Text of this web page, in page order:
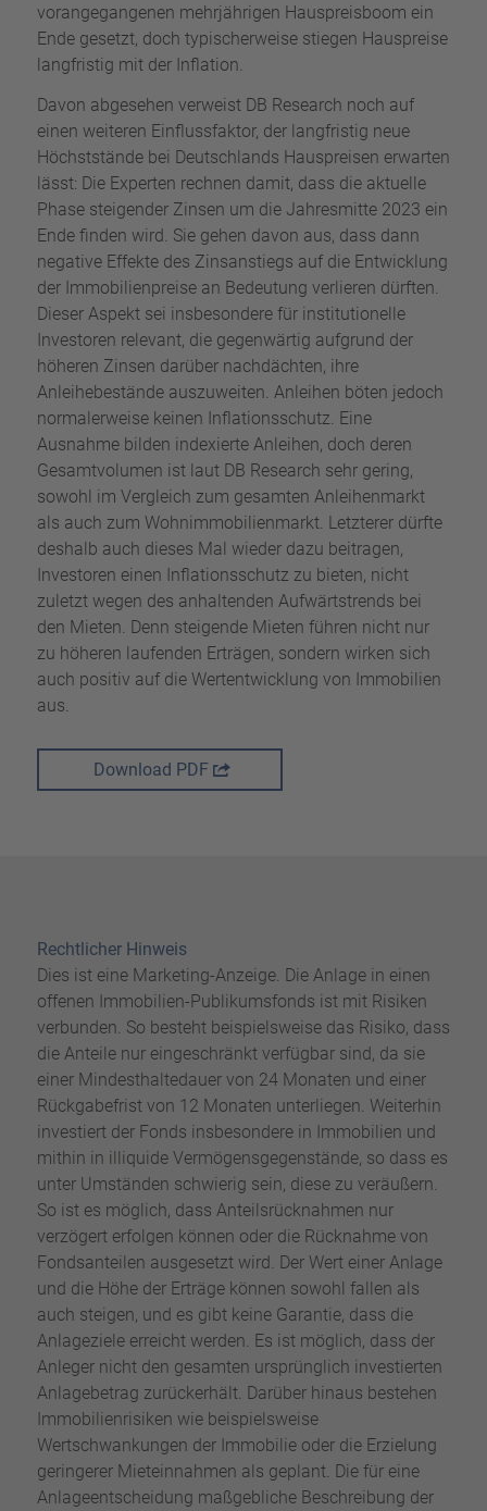
vorangegangenen mehrjährigen Hauspreisboom ein
Ende gesetzt, doch typischerweise stiegen Hauspreise
langfristig mit der Inflation.
Davon abgesehen verweist DB Research noch auf
einen weiteren Einflussfaktor, der langfristig neue
Höchststände bei Deutschlands Hauspreisen erwarten
lässt: Die Experten rechnen damit, dass die aktuelle
Phase steigender Zinsen um die Jahresmitte 2023 ein
Ende finden wird. Sie gehen davon aus, dass dann
negative Effekte des Zinsanstiegs auf die Entwicklung
der Immobilienpreise an Bedeutung verlieren dürften.
Dieser Aspekt sei insbesondere für institutionelle
Investoren relevant, die gegenwärtig aufgrund der
höheren Zinsen darüber nachdächten, ihre
Anleihebestände auszuweiten. Anleihen böten jedoch
normalerweise keinen Inflationsschutz. Eine
Ausnahme bilden indexierte Anleihen, doch deren
Gesamtvolumen ist laut DB Research sehr gering,
sowohl im Vergleich zum gesamten Anleihenmarkt
als auch zum Wohnimmobilienmarkt. Letzterer dürfte
deshalb auch dieses Mal wieder dazu beitragen,
Investoren einen Inflationsschutz zu bieten, nicht
zuletzt wegen des anhaltenden Aufwärtstrends bei
den Mieten. Denn steigende Mieten führen nicht nur
zu höheren laufenden Erträgen, sondern wirken sich
auch positiv auf die Wertentwicklung von Immobilien
aus.
Download PDF
Rechtlicher Hinweis
Dies ist eine Marketing-Anzeige. Die Anlage in einen
offenen Immobilien-Publikumsfonds ist mit Risiken
verbunden. So besteht beispielsweise das Risiko, dass
die Anteile nur eingeschränkt verfügbar sind, da sie
einer Mindesthaltedauer von 24 Monaten und einer
Rückgabefrist von 12 Monaten unterliegen. Weiterhin
investiert der Fonds insbesondere in Immobilien und
mithin in illiquide Vermögensgegenstände, so dass es
unter Umständen schwierig sein, diese zu veräußern.
So ist es möglich, dass Anteilsrücknahmen nur
verzögert erfolgen können oder die Rücknahme von
Fondsanteilen ausgesetzt wird. Der Wert einer Anlage
und die Höhe der Erträge können sowohl fallen als
auch steigen, und es gibt keine Garantie, dass die
Anlageziele erreicht werden. Es ist möglich, dass der
Anleger nicht den gesamten ursprünglich investierten
Anlagebetrag zurückerhält. Darüber hinaus bestehen
Immobilienrisiken wie beispielsweise
Wertschwankungen der Immobilie oder die Erzielung
geringerer Mieteinnahmen als geplant. Die für eine
Anlageentscheidung maßgebliche Beschreibung der